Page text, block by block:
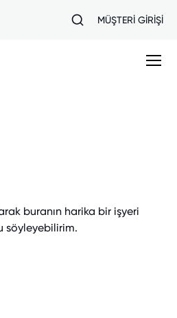
MÜŞTERİ GİRİŞİ
buranın harika bir işyeri
söyleyebilirim.